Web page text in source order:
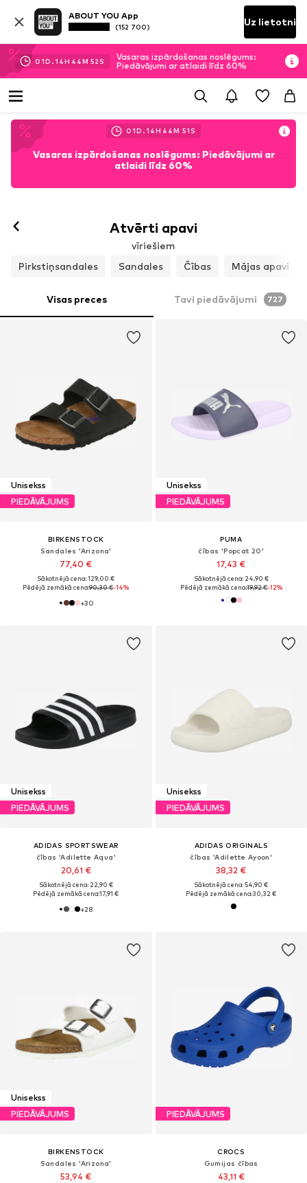
ABOUT YOU App
(152 700) Uz lietotni
01D.14H 44M 49 S
Vasaras izpārdošanas noslēgums:
Piedāvājumi ar atlaidi līdz 60%
01D.14H 44M 49 S
Vasaras izpārdošanas noslēgums: Piedāvājumi ar
atlaidi līdz 60%
Atvērti apavi
vīriešiem
Pirkstiņsandales
Sandales Čības Mājas apavi
Visas preces Tavi piedāvājumi 727
Unisekss
PIEDĀVĀJUMS
BIRKENSTOCK
Sandales 'Arizona'
77,40 €
Sākotnējā cena: 129,00 €
Pēdējā zemākā cena:90,30 €-14%
+30
Unisekss
PIEDĀVĀJUMS
PUMA
čības 'Popcat 20'
17,43 €
Sākotnējā cena: 24,90 €
Pēdējā zemākā cena:19,92 €-12%
Unisekss
PIEDĀVĀJUMS
ADIDAS SPORTSWEAR
čības 'Adilette Aqua'
20,61 €
Sākotnējā cena: 22,90 €
Pēdējā zemākā cena:17,91 €
+28
Unisekss
PIEDĀVĀJUMS
ADIDAS ORIGINALS
čības 'Adilette Ayoon'
38,32 €
Sākotnējā cena: 54,90 €
Pēdējā zemākā cena:30,32 €
Unisekss
PIEDĀVĀJUMS
BIRKENSTOCK
Sandales 'Arizona'
53,94 €
PIEDĀVĀJUMS
CROCS
Gumijas čības
43,11 €